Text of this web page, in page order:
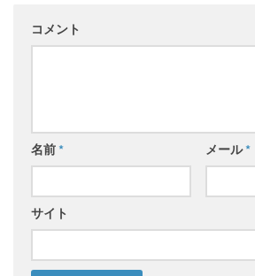
コメント
名前* メール*
サイト